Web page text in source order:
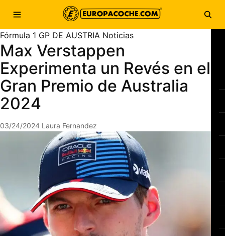
Saltar al contenido
Abrir menú
Fórmula 1 GP DE AUSTRIA Noticias
Max Verstappen
Experimenta un Revés en el
Gran Premio de Australia
2024
03/24/2024 Laura Fernandez